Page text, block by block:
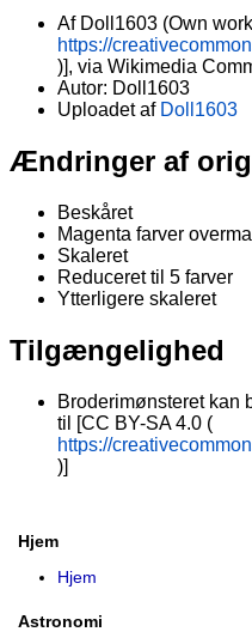
Af Doll1603 (Own
https://
)], via Wikimedia
Autor: Doll1603
Uploadet af Doll1603
Ændringer af
Beskåret
Magenta farver
Skaleret
Reduceret til 5 farver
Ytterligere skaleret
Tilgængelighed
Broderimønsteret kan
til [CC BY-SA 4.0 (
https://
)]
Hjem
Hjem
Astronomi